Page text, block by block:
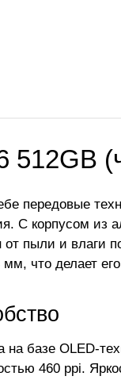
512GB
передовые
С корпусом из
пыли и влаги
что делает
базе OLED-
460 ppi.